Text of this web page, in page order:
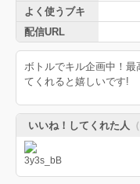
よく使うブキ
配信URL
ボトルでキル企画中！
てくれると嬉しいです!
いいね！してくれた人